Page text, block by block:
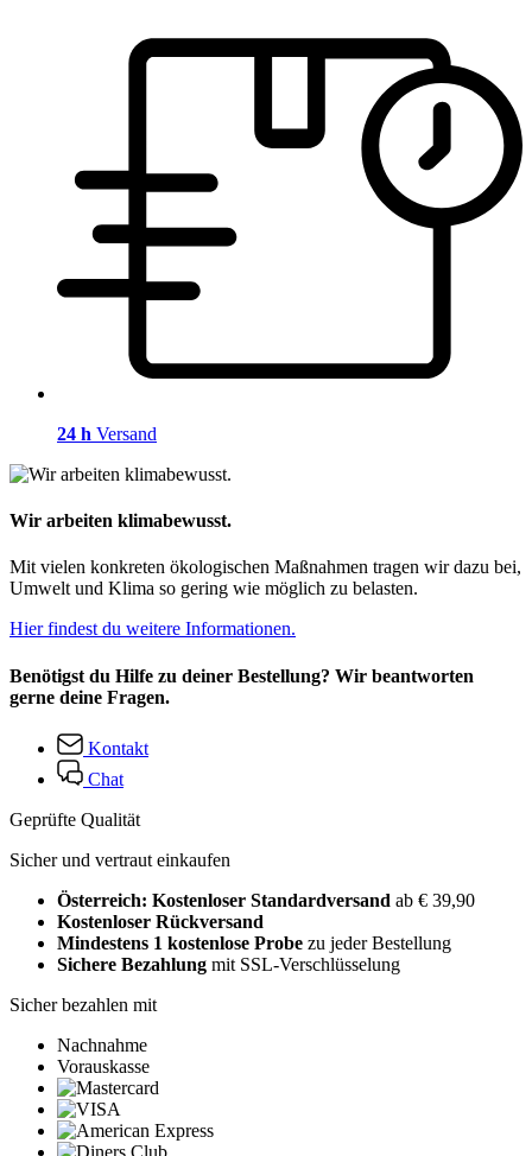
24 h Versand
Wir arbeiten klimabewusst.
Mit vielen konkreten ökologischen Maßnahmen tragen wir dazu bei,
Umwelt und Klima so gering wie möglich zu belasten.
Hier findest du weitere Informationen.
Benötigst du Hilfe zu deiner Bestellung? Wir beantworten
gerne deine Fragen.
Kontakt
Chat
Geprüfte Qualität
Sicher und vertraut einkaufen
Österreich: Kostenloser Standardversand ab € 39,90
Kostenloser Rückversand
Mindestens 1 kostenlose Probe zu jeder Bestellung
Sichere Bezahlung mit SSL-Verschlüsselung
Sicher bezahlen mit
Nachnahme
Vorauskasse